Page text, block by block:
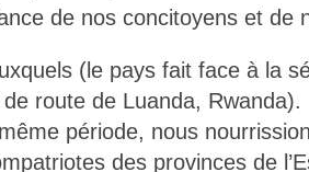
de nos concitoyens et de
(le pays fait face à la
route de Luanda, Rwanda).
période, nous
des provinces de